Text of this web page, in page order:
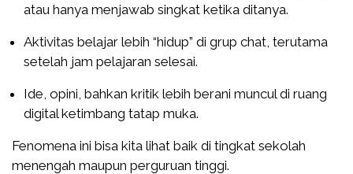
atau hanya menjawab singkat ketika ditanya.
Aktivitas belajar lebih “hidup” di grup chat, terutama
setelah jam pelajaran selesai.
Ide, opini, bahkan kritik lebih berani muncul di ruang
digital ketimbang tatap muka.
Fenomena ini bisa kita lihat baik di tingkat sekolah
menengah maupun perguruan tinggi.